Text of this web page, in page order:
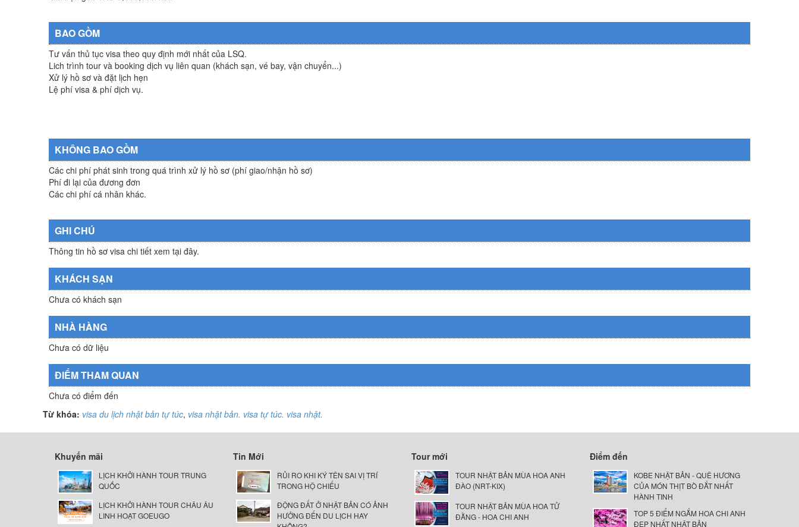
BAO GỒM
Tư vấn thủ tục visa theo quy định mới nhất của LSQ.
Lich trình tour và booking dịch vụ liên quan (khách sạn, vé bay, vận chuyển...)
Xử lý hồ sơ và đặt lịch hẹn
Lệ phí visa & phí dịch vụ.
KHÔNG BAO GỒM
Các chi phí phát sinh trong quá trình xử lý hồ sơ (phí giao/nhận hồ sơ)
Phí đi lại của đương đơn
Các chi phí cá nhân khác.
GHI CHÚ
Thông tin hồ sơ visa chi tiết xem tại đây.
KHÁCH SẠN
Chưa có khách sạn
NHÀ HÀNG
Chưa có dữ liệu
ĐIỂM THAM QUAN
Chưa có điểm đến
Từ khóa: visa du lịch nhật bản tự túc, visa nhật bản. visa tự túc. visa nhật.
Khuyến mãi
LỊCH KHỞI HÀNH TOUR TRUNG
QUỐC
LỊCH KHỞI HÀNH TOUR CHÂU ÂU
LINH HOẠT GOEUGO
Tin Mới
RỦI RO KHI KÝ TÊN SAI VỊ TRÍ
TRONG HỘ CHIẾU
ĐỘNG ĐẤT Ở NHẬT BẢN CÓ ẢNH
HƯỞNG ĐẾN DU LỊCH HAY
Tour mới
TOUR NHẬT BẢN MÙA HOA ANH
ĐÀO (NRT-KIX)
TOUR NHẬT BẢN MÙA HOA TỬ
ĐẰNG - HOA CHI ANH
Điểm đến
KOBE NHẬT BẢN - QUÊ HƯƠNG
CỦA MÓN THỊT BÒ ĐẮT NHẤT
HÀNH TINH
TOP 5 ĐIỂM NGẮM HOA CHI ANH
ĐẸP NHẤT NHẬT BẢN